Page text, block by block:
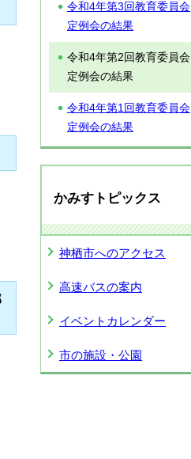
令和4年第3回教育委員会
定例会の結果
令和4年第2回教育委員会
定例会の結果
令和4年第1回教育委員会
定例会の結果
かみすトピックス
神栖市へのアクセス
高速バスの案内
イベントカレンダー
市の施設・公園